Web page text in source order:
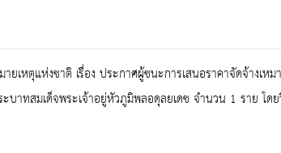
ยเหตุแห่งชาติ เรื่อง ประกาศผู้ชนะการเสนอราคาจัดจ้างเ
บาทสมเด็จพระเจ้าอยู่หัวภูมิพลอดุลยเดช จำนวน 1 ราย โดย